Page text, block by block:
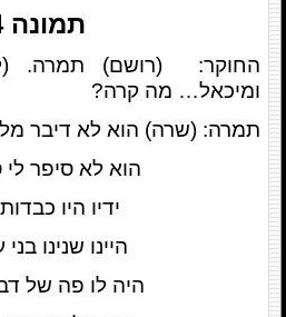
תמונה
החוקר: (רושם) תמרה.
ומיכאל… מה קרה?
תמרה: (שרה) הוא לא דיבר
הוא לא סיפר לי
ידיו היו
היינו שנינו
היה לו פה של